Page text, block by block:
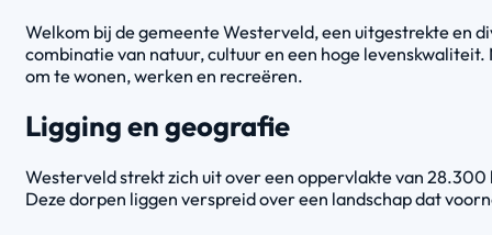
Welkom bij de gemeente Westerveld, een uitgestrekte en
combinatie van natuur, cultuur en een hoge
om te wonen, werken en recreëren.
Ligging en geografie
Westerveld strekt zich uit over een oppervlakte van
Deze dorpen liggen verspreid over een landschap dat